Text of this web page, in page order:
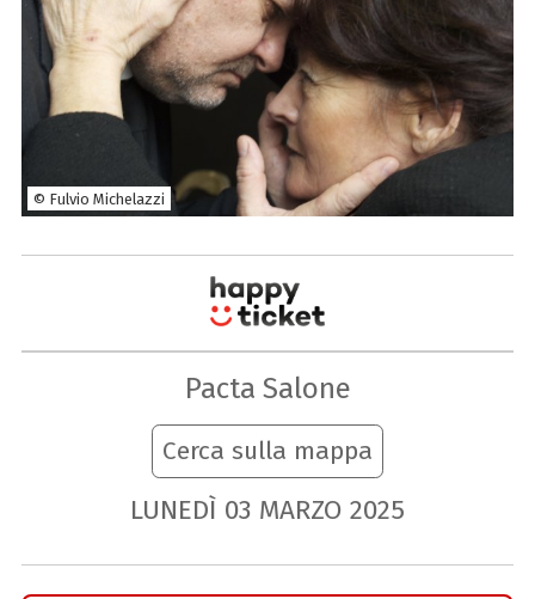
© Fulvio Michelazzi
Pacta Salone
Cerca sulla mappa
LUNEDÌ 03 MARZO 2025